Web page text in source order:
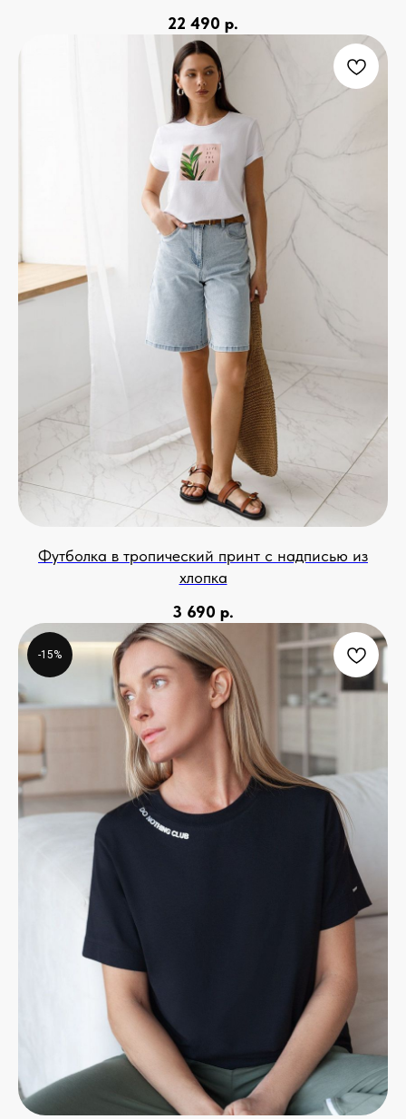
22 490 р.
Футболка в тропический принт с надписью из
хлопка
3 690 р.
-15%